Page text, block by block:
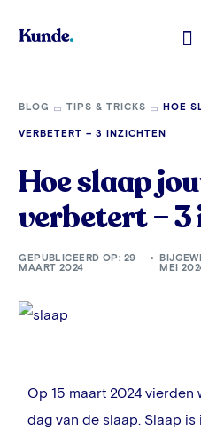
BLOG TIPS & TRICKS HOE
VERBETERT – 3 INZICHTEN
Hoe slaap
verbetert –
GEPUBLICEERD OP: 29
MAART 2024
MEI
Op 15 maart 2024
dag van de slaap. Slaap